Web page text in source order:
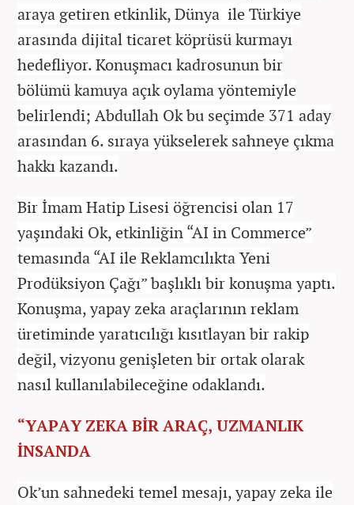
araya getiren etkinlik, Dünya ile Türkiye
arasında dijital ticaret köprüsü kurmayı
hedefliyor. Konuşmacı kadrosunun bir
bölümü kamuya açık oylama yöntemiyle
belirlendi; Abdullah Ok bu seçimde 371 aday
arasından 6. sıraya yükselerek sahneye çıkma
hakkı kazandı.
Bir İmam Hatip Lisesi öğrencisi olan 17
yaşındaki Ok, etkinliğin “AI in Commerce”
temasında “AI ile Reklamcılıkta Yeni
Prodüksiyon Çağı” başlıklı bir konuşma yaptı.
Konuşma, yapay zeka araçlarının reklam
üretiminde yaratıcılığı kısıtlayan bir rakip
değil, vizyonu genişleten bir ortak olarak
nasıl kullanılabileceğine odaklandı.
“YAPAY ZEKA BİR ARAÇ, UZMANLIK
İNSANDA
Ok’un sahnedeki temel mesajı, yapay zeka ile